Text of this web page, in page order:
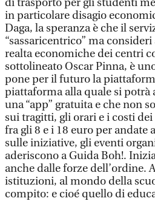
di trasporto per gli studenti
in particolare disagio
Daga, la speranza è che il
“sassaricentrico” ma
realta economiche dei centri
sottolineato Oscar Pinna, è
pone per il futuro la
piattaforma alla quale si potrà
una “app” gratuita e che non
sui tragitti, gli orari e i costi
fra gli 8 e i 18 euro per andate
sulle iniziative, gli eventi
aderiscono a Guida Boh!.
anche dalle forze dell’ordine.
istituzioni, al mondo della
compito: e cioé quello di